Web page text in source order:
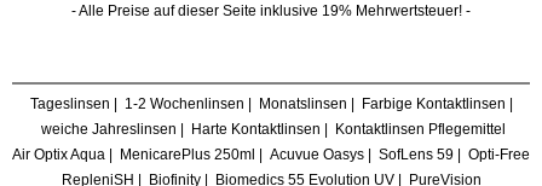
- Alle Preise auf dieser Seite inklusive 19% Mehrwertsteuer! -
Tageslinsen | 1-2 Wochenlinsen | Monatslinsen | Farbige Kontaktlinsen |
weiche Jahreslinsen | Harte Kontaktlinsen | Kontaktlinsen Pflegemittel
Air Optix Aqua | MenicarePlus 250ml | Acuvue Oasys | SofLens 59 | Opti-Free
RepleniSH | Biofinity| Biomedics 55 Evolution UV| PureVision